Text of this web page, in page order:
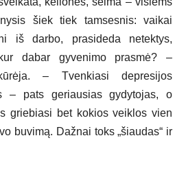
šiek tiek tamsesnis: vaikai
iš darbo, prasideda netektys,
dabar gyvenimo prasmė? –
– Tvenkiasi depresijos
– pats geriausias gydytojas, o
griebiasi bet kokios veiklos vien
buvimą. Dažnai toks „šiaudas“ ir